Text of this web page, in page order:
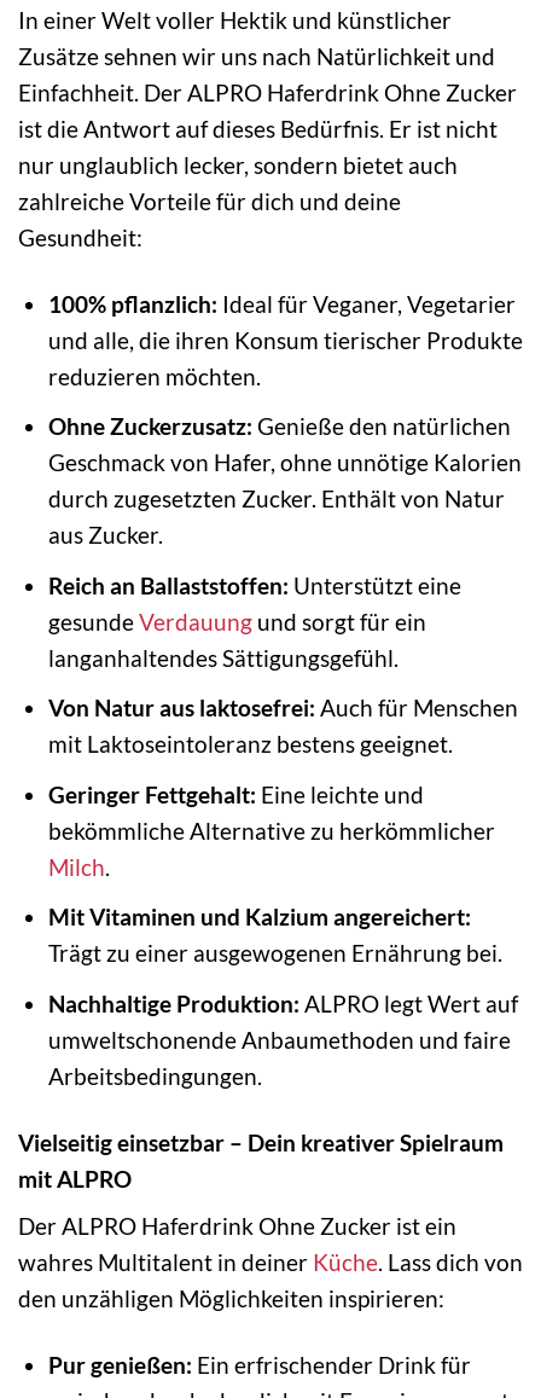
In einer Welt voller Hektik und künstlicher
Zusätze sehnen wir uns nach Natürlichkeit und
Einfachheit. Der ALPRO Haferdrink Ohne Zucker
ist die Antwort auf dieses Bedürfnis. Er ist nicht
nur unglaublich lecker, sondern bietet auch
zahlreiche Vorteile für dich und deine
Gesundheit:
100% pflanzlich: Ideal für Veganer, Vegetarier
und alle, die ihren Konsum tierischer Produkte
reduzieren möchten.
Ohne Zuckerzusatz: Genieße den natürlichen
Geschmack von Hafer, ohne unnötige Kalorien
durch zugesetzten Zucker. Enthält von Natur
aus Zucker.
Reich an Ballaststoffen: Unterstützt eine
gesundeVerdauungund sorgt für ein
langanhaltendes Sättigungsgefühl.
Von Natur aus laktosefrei: Auch für Menschen
mit Laktoseintoleranz bestens geeignet.
Geringer Fettgehalt: Eine leichte und
bekömmliche Alternative zu herkömmlicher
Milch.
Mit Vitaminen und Kalzium angereichert:
Trägt zu einer ausgewogenen Ernährung bei.
Nachhaltige Produktion: ALPRO legt Wert auf
umweltschonende Anbaumethoden und faire
Arbeitsbedingungen.
Vielseitig einsetzbar – Dein kreativer Spielraum
mit ALPRO
Der ALPRO Haferdrink Ohne Zucker ist ein
wahres Multitalent in deiner Küche. Lass dich von
den unzähligen Möglichkeiten inspirieren:
Pur genießen: Ein erfrischender Drink für